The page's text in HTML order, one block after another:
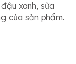
xanh, sữa
của sản phẩm.